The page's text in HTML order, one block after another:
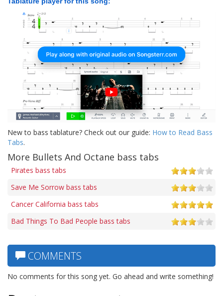
New to bass tablature? Check out our guide: How to Read Bass
Tabs.
More Bullets And Octane bass tabs
Pirates bass tabs
Save Me Sorrow bass tabs
Cancer California bass tabs
Bad Things To Bad People bass tabs
COMMENTS
No comments for this song yet. Go ahead and write something!